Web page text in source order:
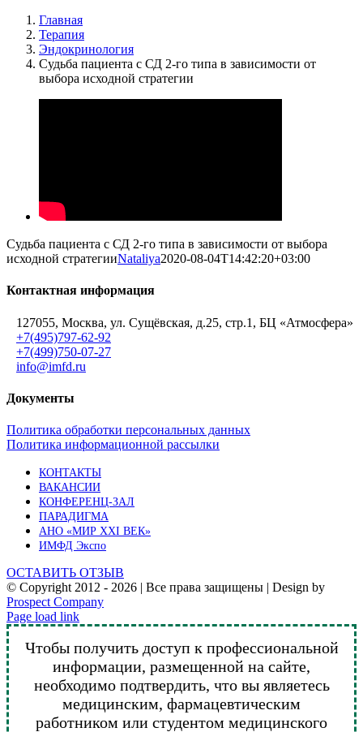
Главная
Терапия
Эндокринология
Судьба пациента с СД 2-го типа в зависимости от
выбора исходной стратегии
Судьба пациента с СД 2-го типа в зависимости от выбора
исходной стратегииNataliya2020-08-04T14:42:20+03:00
Контактная информация
127055, Москва, ул. Сущёвская, д.25, стр.1, БЦ «Атмосфера»
+7(495)797-62-92
+7(499)750-07-27
info@imfd.ru
Документы
Политика обработки персональных данных
Политика информационной рассылки
КОНТАКТЫ
ВАКАНСИИ
КОНФЕРЕНЦ-ЗАЛ
ПАРАДИГМА
АНО «МИР XXI ВЕК»
ИМФД Экспо
ОСТАВИТЬ ОТЗЫВ
© Copyright 2012 - 2026 | Все права защищены | Design by
Prospect Company
Vk
Telegram
YouTube
Email
Page load link
Чтобы получить доступ к профессиональной
информации, размещенной на сайте,
необходимо подтвердить, что вы являетесь
медицинским, фармацевтическим
работником или студентом медицинского